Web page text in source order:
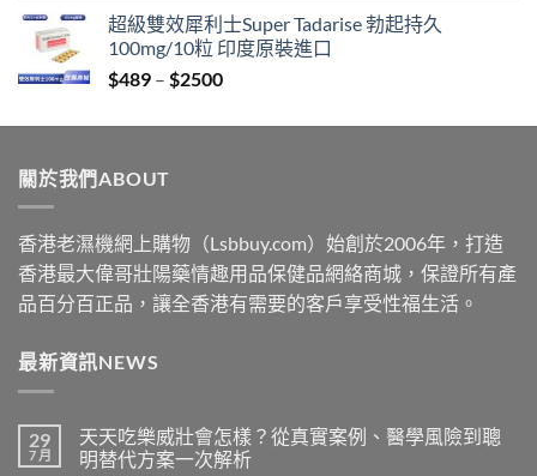
$329
through
$2199
超級雙效犀利士Super Tadarise 勃起持久
100mg/10粒 印度原裝進口
$489 – $2500Price
$489
關於我們ABOUT
香港老濕機網上購物（Lsbbuy.com）始創於2006年，打造
香港最大偉哥壯陽藥情趣用品保健品網絡商城，保證所有產
品百分百正品，讓全香港有需要的客戶享受性福生活。
最新資訊NEWS
29
7 月
天天吃樂威壯會怎樣？從真實案例、醫學風險到聰
明替代方案一次解析